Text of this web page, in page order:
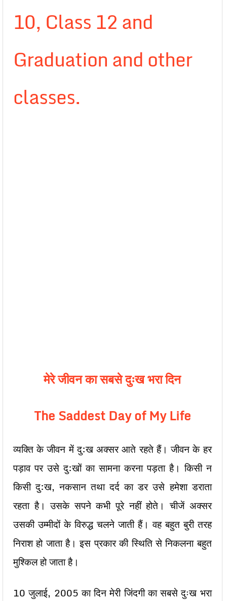
10, Class 12 and
Graduation and other
classes.
मेरे जीवन का सबसे दुःख भरा दिन
The Saddest Day of My Life
व्यक्ति के जीवन में दु:ख अक्सर आते रहते हैं। जीवन के हर
पड़ाव पर उसे दु:खों का सामना करना पड़ता है। किसी न
किसी दु:ख, नकसान तथा दर्द का डर उसे हमेशा डराता
रहता है। उसके सपने कभी पूरे नहीं होते। चीजें अक्सर
उसकी उम्मीदों के विरुद्ध चलने जाती हैं। वह बहुत बुरी तरह
निराश हो जाता है। इस प्रकार की स्थिति से निकलना बहुत
मुश्किल हो जाता है।
10 जुलाई, 2005 का दिन मेरी जिंदगी का सबसे दुःख भरा